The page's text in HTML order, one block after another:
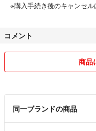
※購入手続き後のキャンセル
コメント
商品
同一ブランドの商品